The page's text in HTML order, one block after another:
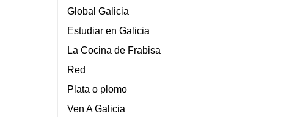
Global Galicia
Estudiar en Galicia
La Cocina de Frabisa
Red
Plata o plomo
Ven A Galicia